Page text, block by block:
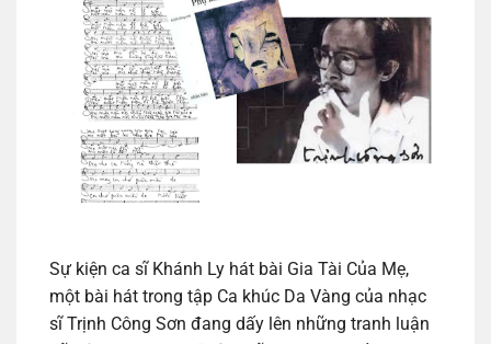
Sự kiện ca sĩ Khánh Ly hát bài Gia Tài Của Mẹ,
một bài hát trong tập Ca khúc Da Vàng của nhạc
sĩ Trịnh Công Sơn đang dấy lên những tranh luận